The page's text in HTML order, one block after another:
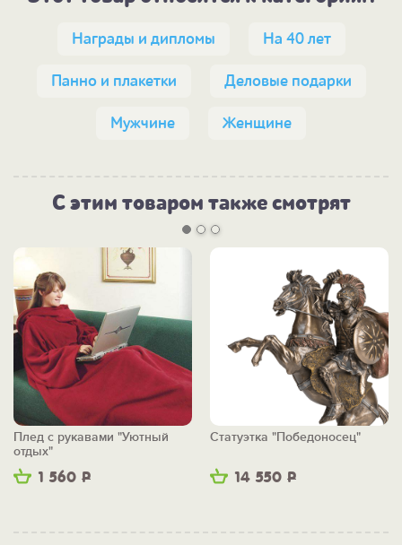
Награды и дипломы На 40 лет
Панно и плакетки Деловые подарки
Мужчине Женщине
С этим товаром также смотрят
1 560 Р
Плед с рукавами "Уютный
отдых"
14 550 Р
Статуэтка "Победоносец"